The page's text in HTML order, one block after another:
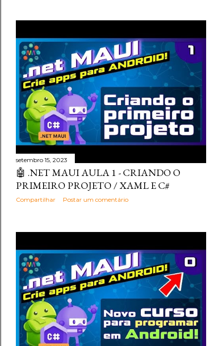
setembro 15, 2023
🤖 .NET MAUI AULA 1 - CRIANDO O
PRIMEIRO PROJETO / XAML E C#
Compartilhar Postar um comentário